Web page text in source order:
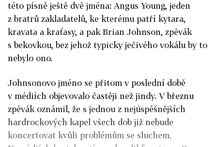
této písně ještě dvě jména: Angus Young, jeden
z bratrů zakladatelů, ke kterému patří kytara,
kravata a kraťasy, a pak Brian Johnson, zpěvák
s bekovkou, bez jehož typicky ječivého vokálu by to
nebylo ono.
Johnsonovo jméno se přitom v poslední době
v médiích objevovalo častěji než jindy. V březnu
zpěvák oznámil, že s jednou z nejúspěšnějších
hardrockových kapel všech dob již nebude
koncertovat kvůli problémům se sluchem.